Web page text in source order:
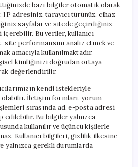
bazı bilgiler otomatik olarak
adresiniz, tarayıcı türünüz, cihaz
sayfalar ve sitede geçirdiğiniz
Bu veriler, kullanıcı
performansını analiz etmek ve
amacıyla kullanılmaktadır.
kimliğinizi doğrudan ortaya
değerlendirilir.
kendi istekleriyle
olabilir. İletişim formları, yorum
sırasında ad, e-posta adresi
edilebilir. Bu bilgiler yalnızca
kullanılır ve üçüncü kişilerle
Kullanıcı bilgileri, gizlilik ilkesine
yalnızca gerekli durumlarda